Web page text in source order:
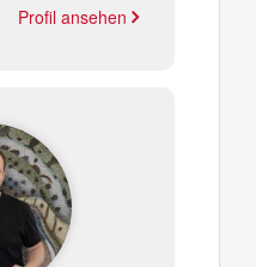
Profil ansehen